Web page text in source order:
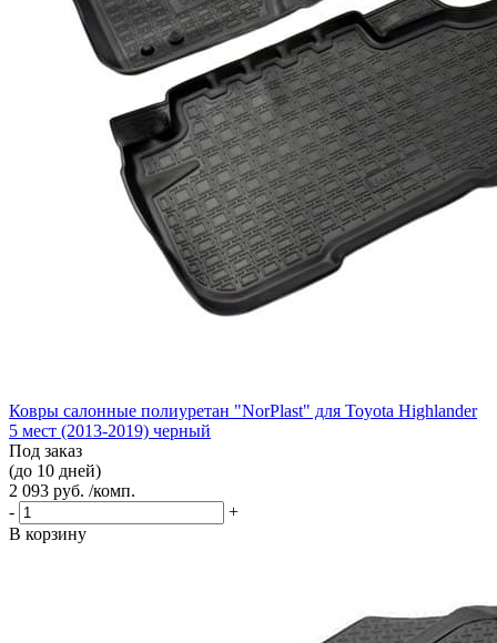
Ковры салонные полиуретан "NorPlast" для Toyota Highlander
5 мест (2013-2019) черный
Под заказ
(до 10 дней)
2 093 руб. /комп.
-
+
В корзину